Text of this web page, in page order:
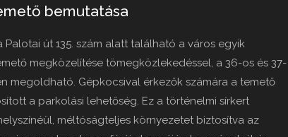
bemutatása
Palotai út 135. szám alatt található a város egyik
megközelítése tömegközlekedéssel, a 36-os és 37-
megoldható. Gépkocsival érkezők számára a temető
a parkolási lehetőség. Ez a történelmi sírkert
méltóságteljes környezetet biztosítva az